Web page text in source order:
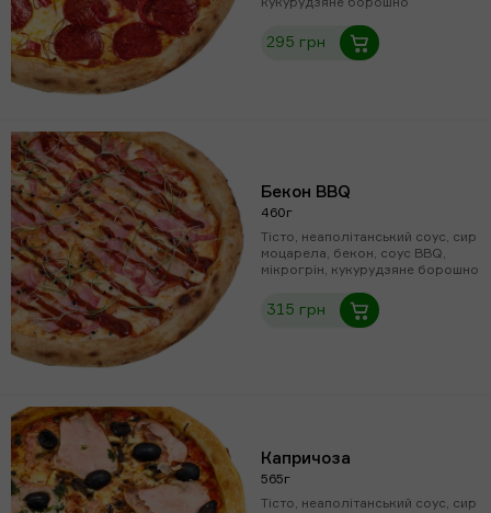
кукурудзяне борошно
295 грн
Бекон BBQ
460г
Тісто, неаполітанський соус, сир
моцарела, бекон, соус BBQ,
мікрогрін, кукурудзяне борошно
315 грн
Капричоза
565г
Тісто, неаполітанський соус, сир